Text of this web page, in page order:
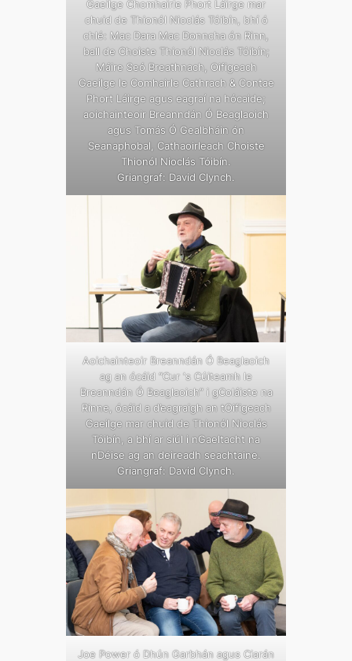
Gaeilge Chomhairle Phort Láirge mar
chuid de Thionól Nioclás Tóibín, bhí ó
chlé: Mac Dara Mac Donncha ón Rinn,
ball de Choiste Thionól Nioclás Tóibín;
Máire Seó Breathnach, Oifigeach
Gaeilge le Comhairle Cathrach & Contae
Phort Láirge agus eagraí na hócaide;
aoichainteoir Breanndán Ó Beaglaoich
agus Tomás Ó Gealbháin ón
Seanaphobal, Cathaoirleach Choiste
Thionól Nioclás Tóibín.
Griangraf: David Clynch.
Aoichainteoir Breanndán Ó Beaglaoich
ag an ócáid “Cur ‘s Cúiteamh le
Breanndán Ó Beaglaoich” i gColáiste na
Rinne, ócáid a d’eagraigh an tOifigeach
Gaeilge mar chuid de Thionól Nioclás
Tóibín, a bhí ar siúl i nGaeltacht na
nDéise ag an deireadh seachtaine.
Griangraf: David Clynch.
Joe Power ó Dhún Garbhán agus Ciarán